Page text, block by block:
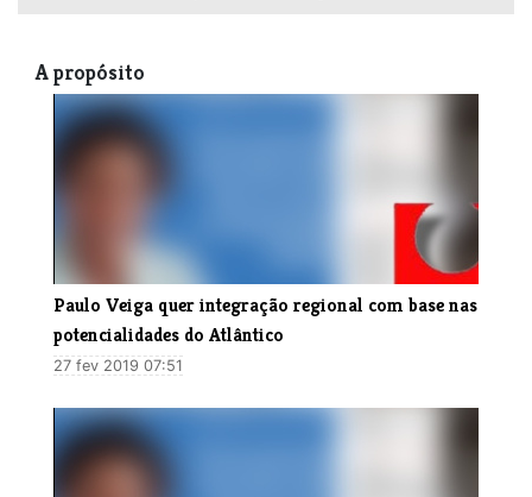
A propósito
​Paulo Veiga quer integração regional com base nas
potencialidades do Atlântico
27 fev 2019 07:51